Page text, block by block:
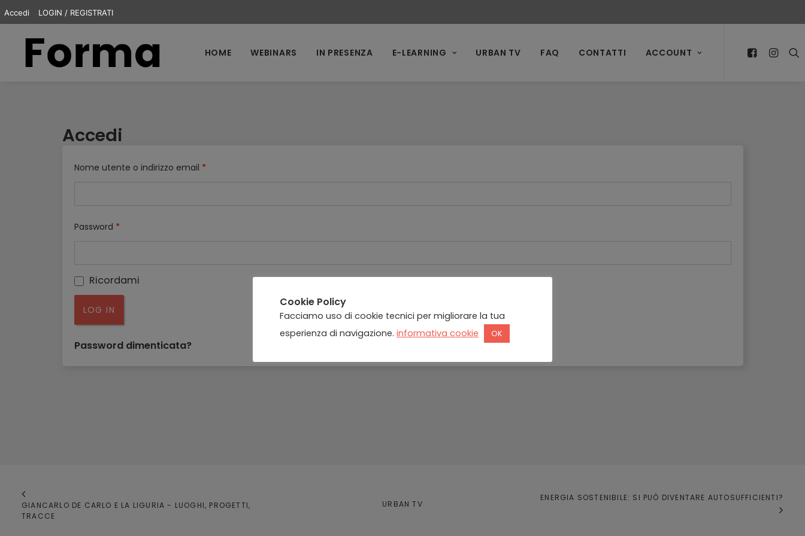
Accedi LOGIN / REGISTRATI
HOME WEBINARS IN PRESENZA E-LEARNING URBAN TV FAQ CONTATTI ACCOUNT
Accedi
Nome utente o indirizzo email *
Password *
Ricordami
LOG IN
Password dimenticata?
GIANCARLO DE CARLO E LA LIGURIA - LUOGHI, PROGETTI,
TRACCE
URBAN TV
ENERGIA SOSTENIBILE: SI PUÒ DIVENTARE AUTOSUFFICIENTI?
Cookie Policy
Facciamo uso di cookie tecnici per migliorare la tua
esperienza di navigazione. informativa cookie OK